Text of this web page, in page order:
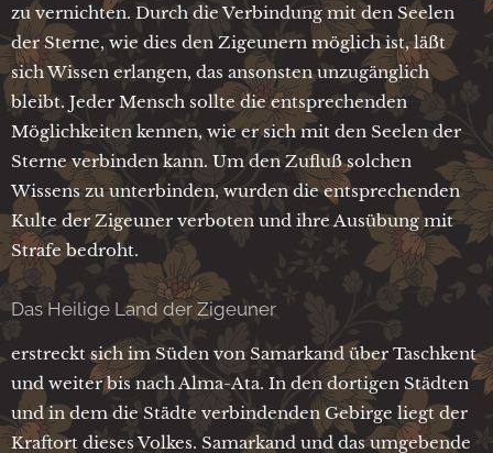
zu vernichten. Durch die Verbindung mit den Seelen
der Sterne, wie dies den Zigeunern möglich ist, läßt
sich Wissen erlangen, das ansonsten unzugänglich
bleibt. Jeder Mensch sollte die entsprechenden
Möglichkeiten kennen, wie er sich mit den Seelen der
Sterne verbinden kann. Um den Zufluß solchen
Wissens zu unterbinden, wurden die entsprechenden
Kulte der Zigeuner verboten und ihre Ausübung mit
Strafe bedroht.
Das Heilige Land der Zigeuner
erstreckt sich im Süden von Samarkand über Taschkent
und weiter bis nach Alma-Ata. In den dortigen Städten
und in dem die Städte verbindenden Gebirge liegt der
Kraftort dieses Volkes. Samarkand und das umgebende